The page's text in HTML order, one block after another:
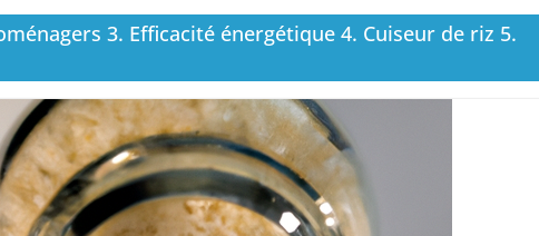
3. Efficacité énergétique 4. Cuiseur de riz 5.